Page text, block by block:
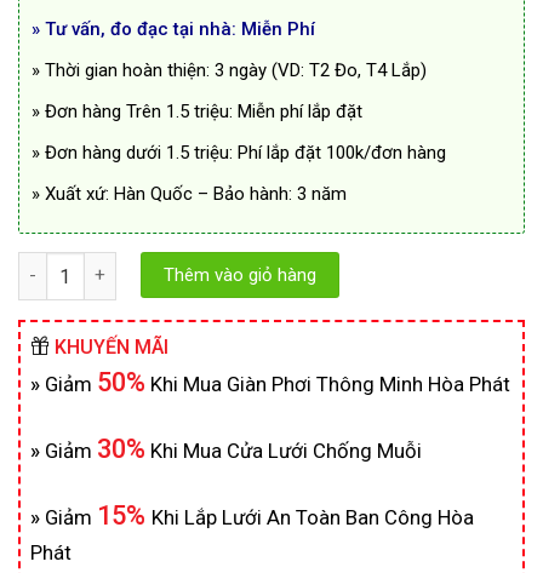
» Tư vấn, đo đạc tại nhà: Miễn Phí
» Thời gian hoàn thiện: 3 ngày (VD: T2 Đo, T4 Lắp)
» Đơn hàng Trên 1.5 triệu: Miễn phí lắp đặt
» Đơn hàng dưới 1.5 triệu: Phí lắp đặt 100k/đơn hàng
» Xuất xứ: Hàn Quốc – Bảo hành: 3 năm
Số lượng Thêm vào giỏ hàng
KHUYẾN MÃI
» Giảm 50% Khi Mua Giàn Phơi Thông Minh Hòa Phát
» Giảm 30% Khi Mua Cửa Lưới Chống Muỗi
» Giảm 15% Khi Lắp Lưới An Toàn Ban Công Hòa
Phát